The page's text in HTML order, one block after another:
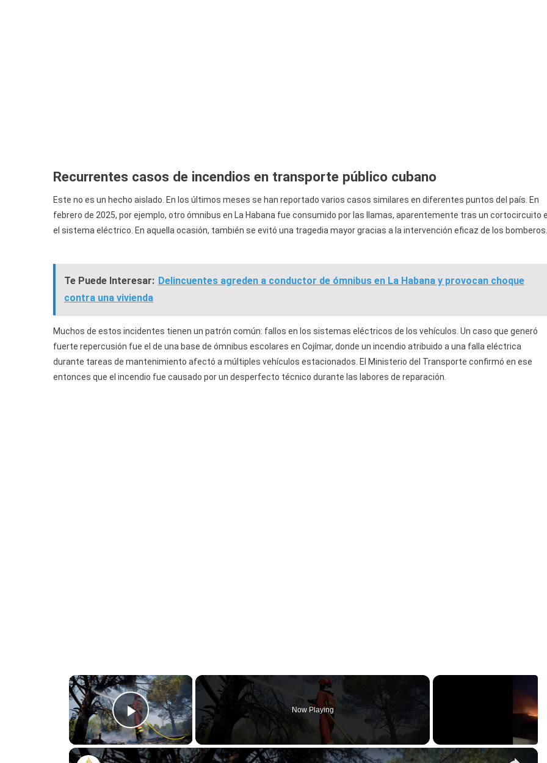
Recurrentes casos de incendios en transporte público cubano
Este no es un hecho aislado. En los últimos meses se han reportado varios casos similares en diferentes puntos del país. En
febrero de 2025, por ejemplo, otro ómnibus en La Habana fue consumido por las llamas, aparentemente tras un cortocircuito
el sistema eléctrico. En aquella ocasión, también se evitó una tragedia mayor gracias a la intervención eficaz de los bomberos.
Te Puede Interesar: Delincuentes agreden a conductor de ómnibus en La Habana y provocan choque
contra una vivienda
Muchos de estos incidentes tienen un patrón común: fallos en los sistemas eléctricos de los vehículos. Un caso que generó
fuerte repercusión fue el de una base de ómnibus escolares en Cojímar, donde un incendio atribuido a una falla eléctrica
durante tareas de mantenimiento afectó a múltiples vehículos estacionados. El Ministerio del Transporte confirmó en ese
entonces que el incendio fue causado por un desperfecto técnico durante las labores de reparación.
×
Play Video
Now Playing
×